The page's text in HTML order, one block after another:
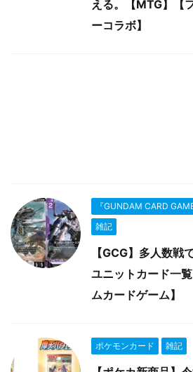
える。【MTG】【
ーコラボ】
『GUNDAM CARD
雑記
【GCG】多人数戦
ユニットカード一
ムカードゲーム】
ポケモンカード 雑記